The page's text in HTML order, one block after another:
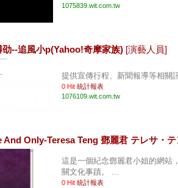
1075839.wit.com.tw
劭--追風小p(Yahoo!奇摩家族) [演藝人員]
提供宣傳行程、新聞報導等相關
0 Hit 統計報表
1076109.wit.com.tw
And Only-Teresa Teng 鄧麗君 テレサ・
這是一個紀念鄧麗君小姐的網站
關文化事蹟。 ...
0 Hit 統計報表